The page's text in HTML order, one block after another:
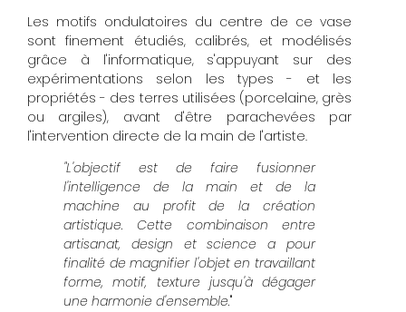
Les motifs ondulatoires du centre de ce vase
sont finement étudiés, calibrés, et modélisés
grâce à l'informatique, s'appuyant sur des
expérimentations selon les types - et les
propriétés - des terres utilisées (porcelaine, grès
ou argiles), avant d'être parachevées par
l'intervention directe de la main de l'artiste.
"L'objectif est de faire fusionner
l'intelligence de la main et de la
machine au profit de la création
artistique. Cette combinaison entre
artisanat, design et science a pour
finalité de magnifier l'objet en travaillant
forme, motif, texture jusqu'à dégager
une harmonie d'ensemble."